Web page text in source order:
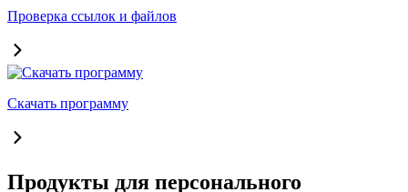
Проверка ссылок и файлов
Скачать программу
Продукты для персонального